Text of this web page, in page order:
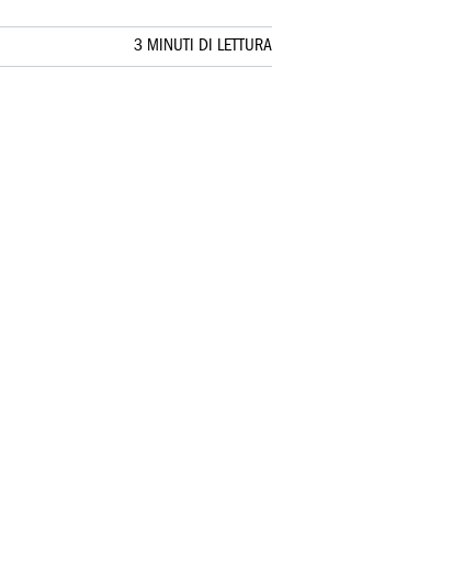
3 MINUTI DI LETTURA